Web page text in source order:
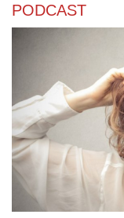
PODCAST